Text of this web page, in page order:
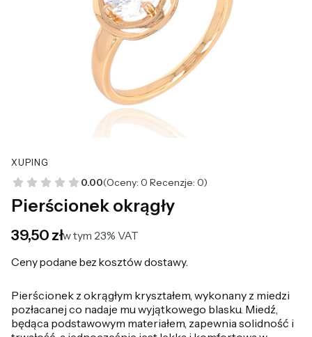
XUPING
0.00(Oceny: 0 Recenzje: 0)
Pierścionek okrągły
Cena
39,50 złw tym 23% VAT
w tym 23% VAT
Ceny podane bez kosztów dostawy.
Pierścionek z okrągłym kryształem, wykonany z miedzi
pozłacanej co nadaje mu wyjątkowego blasku. Miedź,
będąca podstawowym materiałem, zapewnia solidność i